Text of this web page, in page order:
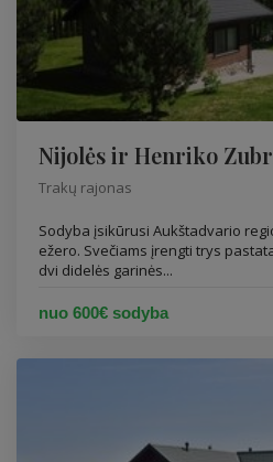
Nijolės ir Henriko
Trakų rajonas
Sodyba įsikūrusi Aukštadvario
ežero. Svečiams įrengti trys
dvi didelės garinės...
nuo 600€ sodyba